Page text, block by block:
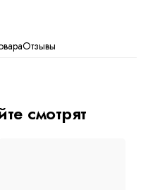
Отзывы
смотрят